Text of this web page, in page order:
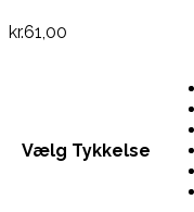
kr.61,00
Vælg Tykkelse